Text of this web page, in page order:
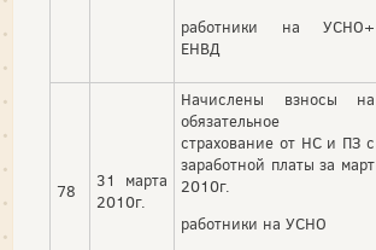
работники на УСНО+
ЕНВД
78
31 марта
2010г.
Начислены взносы на
обязательное
страхование от НС и ПЗ с
заработной платы за март
2010г.
работники на УСНО